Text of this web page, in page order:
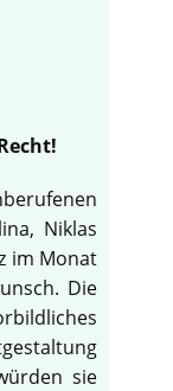
Niklas
im Monat
Die
sie